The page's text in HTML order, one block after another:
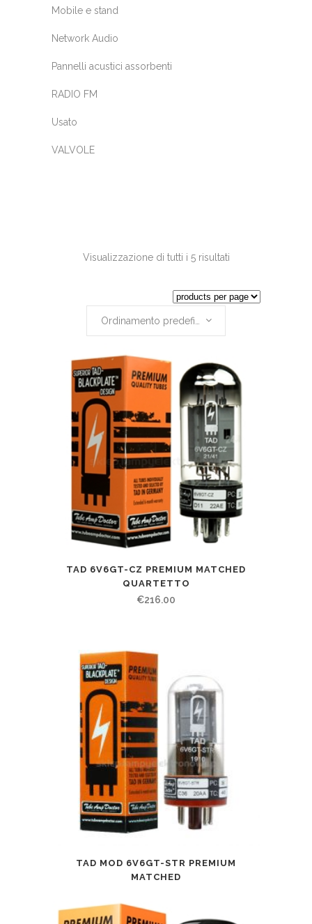
Mobile e stand
Network Audio
Pannelli acustici assorbenti
RADIO FM
Usato
VALVOLE
Visualizzazione di tutti i 5 risultati
TAD 6V6GT-CZ PREMIUM MATCHED
QUARTETTO
€216.00
TAD MOD 6V6GT-STR PREMIUM
MATCHED